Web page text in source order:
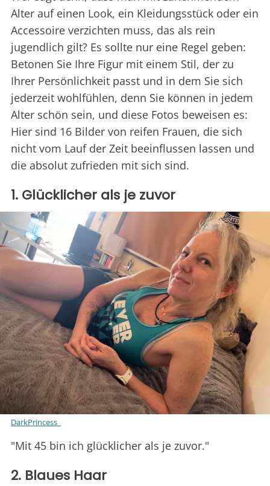
Alter auf einen Look, ein Kleidungsstück oder ein
Accessoire verzichten muss, das als rein
jugendlich gilt? Es sollte nur eine Regel geben:
Betonen Sie Ihre Figur mit einem Stil, der zu
Ihrer Persönlichkeit passt und in dem Sie sich
jederzeit wohlfühlen, denn Sie können in jedem
Alter schön sein, und diese Fotos beweisen es:
Hier sind 16 Bilder von reifen Frauen, die sich
nicht vom Lauf der Zeit beeinflussen lassen und
die absolut zufrieden mit sich sind.
1. Glücklicher als je zuvor
DarkPrincess_
"Mit 45 bin ich glücklicher als je zuvor."
2. Blaues Haar